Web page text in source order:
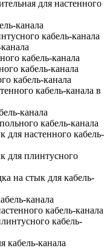
для настенного
канала
кабель-канала
кабель-канала
кабель-канала
кабель-канала
кабель-канала в
канала
кабель-канала
для настенного кабель-
для плинтусного
на стык для кабель-
канала
кабель-канала
кабель-
кабель-канала